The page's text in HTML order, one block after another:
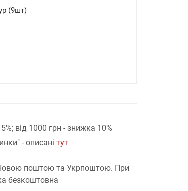
(9шт)
від 1000 грн - знижка 10%
- описані тут
поштою та Укрпоштою. При
безкоштовна